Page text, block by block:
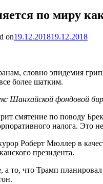
по миру
on19.12.201819.12.2018
словно эпидемия
более шатким.
Шанхайской фондовой
смятение по поводу
налога. Это
Роберт Мюллер в
президента.
то, что Трамп